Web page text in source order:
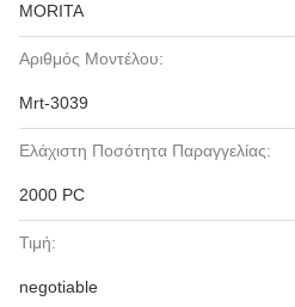
MORITA
Αριθμός Μοντέλου:
Mrt-3039
Ελάχιστη Ποσότητα Παραγγελίας:
2000 PC
Τιμή:
negotiable